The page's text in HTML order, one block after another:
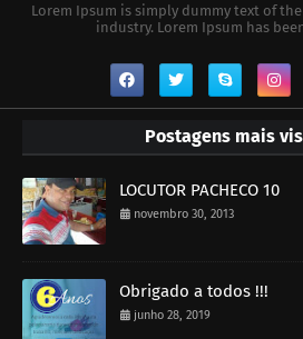
Lorem Ipsum is simply dummy text of
industry. Lorem Ipsum has
Postagens mais
LOCUTOR PACHECO 10
novembro 30, 2013
Obrigado a todos !!!
junho 28, 2019